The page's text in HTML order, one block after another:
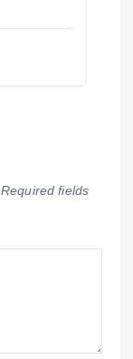
Required fields